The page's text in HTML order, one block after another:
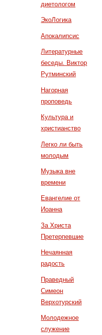
диетологом
ЭкоЛогика
Апокалипсис
Литературные
беседы. Виктор
Рутминский
Нагорная
проповедь
Культура и
христианство
Легко ли быть
молодым
Музыка вне
времени
Евангелие от
Иоанна
За Христа
Претерпевшие
Нечаянная
радость
Праведный
Симеон
Верхотурский
Молодежное
служение